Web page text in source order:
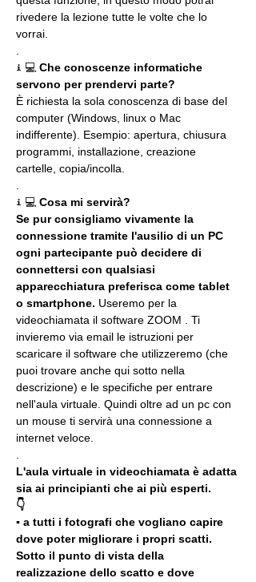
rivedere la lezione tutte le volte che lo
vorrai.
ℹ 💻 Che conoscenze informatiche
servono per prendervi parte?
È richiesta la sola conoscenza di base del
computer (Windows, linux o Mac
indifferente). Esempio: apertura, chiusura
programmi, installazione, creazione
cartelle, copia/incolla.
ℹ 💻 Cosa mi servirà?
Se pur consigliamo vivamente la
connessione tramite l'ausilio di un PC
ogni partecipante può decidere di
connettersi con qualsiasi
apparecchiatura preferisca come tablet
o smartphone. Useremo per la
videochiamata il software ZOOM . Ti
invieremo via email le istruzioni per
scaricare il software che utilizzeremo (che
puoi trovare anche qui sotto nella
descrizione) e le specifiche per entrare
nell'aula virtuale. Quindi oltre ad un pc con
un mouse ti servirà una connessione a
internet veloce.
L'aula virtuale in videochiamata è adatta
sia ai principianti che ai più esperti.
👇
▪️ a tutti i fotografi che vogliano capire
dove poter migliorare i propri scatti.
Sotto il punto di vista della
realizzazione dello scatto e dove